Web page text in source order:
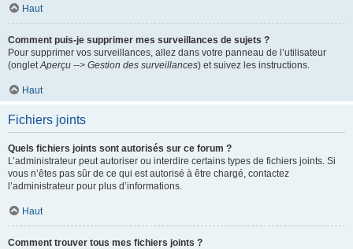
Haut
Comment puis-je supprimer mes surveillances de sujets ?
Pour supprimer vos surveillances, allez dans votre panneau de l’utilisateur
(ongletAperçu --> Gestion des surveillances) et suivez les instructions.
Haut
Fichiers joints
Quels fichiers joints sont autorisés sur ce forum ?
L’administrateur peut autoriser ou interdire certains types de fichiers joints. Si
vous n’êtes pas sûr de ce qui est autorisé à être chargé, contactez
l’administrateur pour plus d’informations.
Haut
Comment trouver tous mes fichiers joints ?